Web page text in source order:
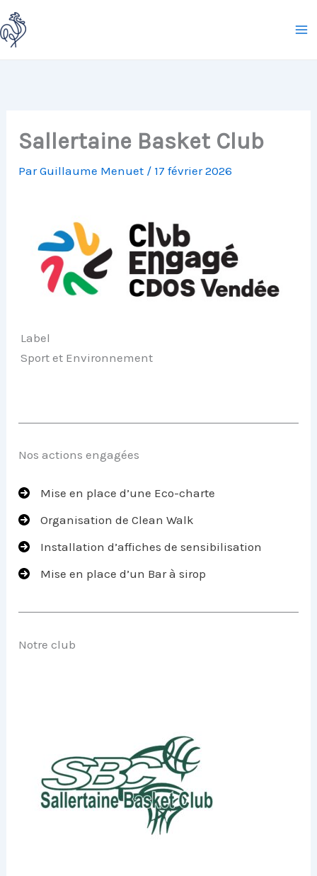
Aller
au
contenu
Sallertaine Basket Club
ParGuillaume Menuet / 17 février 2026
Label
Sport et Environnement
Nos actions engagées
Mise en place d’une Eco-charte
Organisation de Clean Walk
Installation d’affiches de sensibilisation
Mise en place d’un Bar à sirop
Notre club